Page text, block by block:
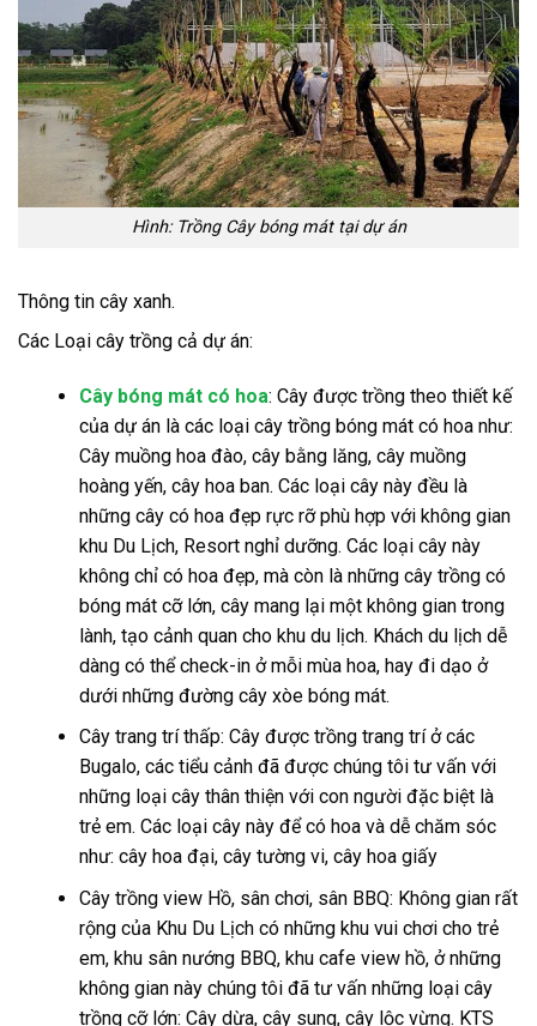
Hình: Trồng Cây bóng mát tại dự án
Thông tin cây xanh.
Các Loại cây trồng cả dự án:
Cây bóng mát có hoa: Cây được trồng theo thiết kế
của dự án là các loại cây trồng bóng mát có hoa như:
Cây muồng hoa đào, cây bằng lăng, cây muồng
hoàng yến, cây hoa ban. Các loại cây này đều là
những cây có hoa đẹp rực rỡ phù hợp với không gian
khu Du Lịch, Resort nghỉ dưỡng. Các loại cây này
không chỉ có hoa đẹp, mà còn là những cây trồng có
bóng mát cỡ lớn, cây mang lại một không gian trong
lành, tạo cảnh quan cho khu du lịch. Khách du lịch dễ
dàng có thể check-in ở mỗi mùa hoa, hay đi dạo ở
dưới những đường cây xòe bóng mát.
Cây trang trí thấp: Cây được trồng trang trí ở các
Bugalo, các tiểu cảnh đã được chúng tôi tư vấn với
những loại cây thân thiện với con người đặc biệt là
trẻ em. Các loại cây này để có hoa và dễ chăm sóc
như: cây hoa đại, cây tường vi, cây hoa giấy
Cây trồng view Hồ, sân chơi, sân BBQ: Không gian rất
rộng của Khu Du Lịch có những khu vui chơi cho trẻ
em, khu sân nướng BBQ, khu cafe view hồ, ở những
không gian này chúng tôi đã tư vấn những loại cây
trồng cỡ lớn: Cây dừa, cây sung, cây lộc vừng. KTS